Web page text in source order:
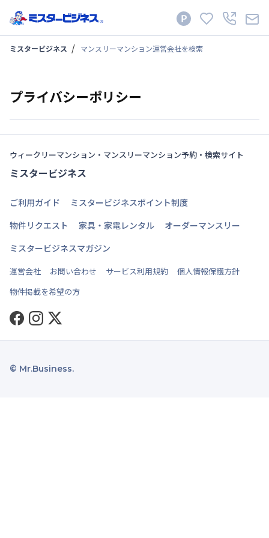
ミスタービジネス マンスリーマンション運営会社を検索
プライバシーポリシー
ウィークリーマンション・マンスリーマンション予約・検索サイト
ミスタービジネス
ご利用ガイド
ミスタービジネスポイント制度
物件リクエスト
家具・家電レンタル
オーダーマンスリー
ミスタービジネスマガジン
運営会社 お問い合わせ サービス利用規約
個人情報保護方針
物件掲載を希望の方
Facebook
Instagram
Twitter
© Mr.Business.